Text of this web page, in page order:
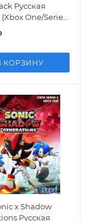
Русская
One/Series
КОРЗИНУ
x Shadow
Русская